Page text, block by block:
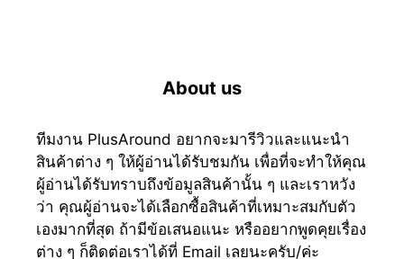
About us
ทีมงาน PlusAround อยากจะมารีวิวและแนะนำ
สินค้าต่าง ๆ ให้ผู้อ่านได้รับชมกัน เพื่อที่จะทำให้คุณ
ผู้อ่านได้รับทราบถึงข้อมูลสินค้านั้น ๆ และเราหวัง
ว่า คุณผู้อ่านจะได้เลือกซื้อสินค้าที่เหมาะสมกับตัว
เองมากที่สุด ถ้ามีข้อเสนอแนะ หรืออยากพูดคุยเรื่อง
ต่าง ๆ ก็ติดต่อเราได้ที่ Email เลยนะครับ/ค่ะ